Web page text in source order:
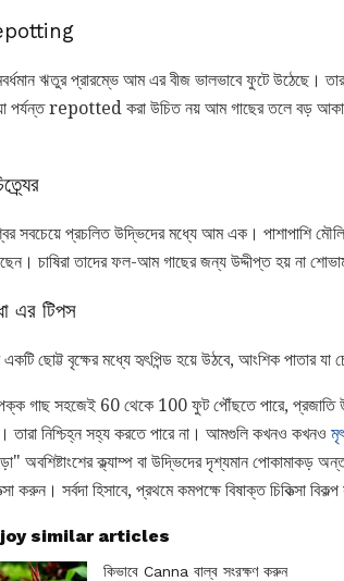
ঋতুর প্রারম্ভে আম এর বীজ ভালভাবে ফুটে উঠেছে।
পর্যন্ত repotted করা উচিত নয় আম গাছের তলে বড়
সবচেয়ে প্রচলিত উদ্ভিদের মধ্যে আম এক। পাশাপাশি
চাষিরা তাদের ফল-আম গাছের জন্য উদ্দীপ্ত হয় না
এর টিপস
ছোট্ট বৃক্ষের মধ্যে হৃৎপিন্ড হয়ে উঠবে, আংশিক পাতার যা
গাছ সহজেই 60 থেকে 100 ফুট পৌঁছতে পারে, প্রজাতি
তারা নিশ্চিহ্ন সহ্য করতে পারে না। আমগুলি কখনও কখনও
অবশিষ্টাংশের ক্ল্যাম্প বা উদ্ভিদের দৃশ্যমান পোকামাকড়
করুন। সর্বদা হিসাবে, প্রথমে কমপক্ষে বিষাক্ত চিকিত্সা
similar articles
কিভাবে Canna বাল্ব সংরক্ষণ করুন